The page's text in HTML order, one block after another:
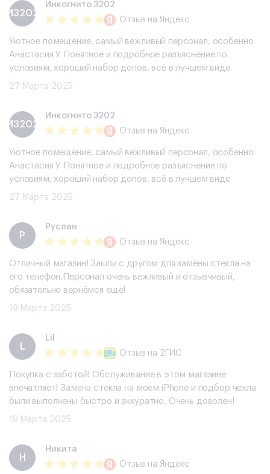
И3202
Инкогнито 3202
Отзыв на Яндекс
Уютное помещение, самый вежливый персонал, особенно
Анастасия У Понятное и подробное разъяснение по
условиям, хороший набор допов, всë в лучшем виде
27 Марта 2025
И3202
Инкогнито 3202
Отзыв на Яндекс
Уютное помещение, самый вежливый персонал, особенно
Анастасия У Понятное и подробное разъяснение по
условиям, хороший набор допов, всë в лучшем виде
27 Марта 2025
Р
Руслан
Отзыв на Яндекс
Отличный магазин! Зашли с другом для замены стекла на
его телефон.Персонал очень вежливый и отзывчивый,
обязательно вернёмся еще!
19 Марта 2025
L
Lil
Отзыв на 2ГИС
Покупка с заботой! Обслуживание в этом магазине
впечатляет! Замена стекла на моем iPhone и подбор чехла
были выполнены быстро и аккуратно. Очень доволен!
19 Марта 2025
Н
Никита
Отзыв на Яндекс